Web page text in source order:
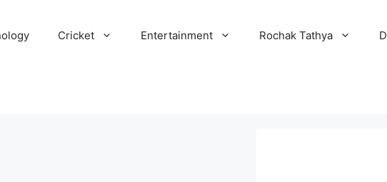
Cricket Entertainment Rochak Tathya